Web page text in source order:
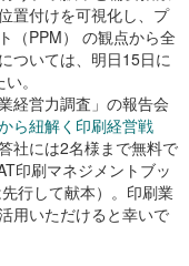
置付けを可視化し、プ
（PPM） の観点から全
ついては、明日15日に
。
経営力調査」の報告会
ら紐解く印刷経営戦
社には2名様まで無料で
印刷マネジメントブッ
行して献本）。印刷業
用いただけると幸いで